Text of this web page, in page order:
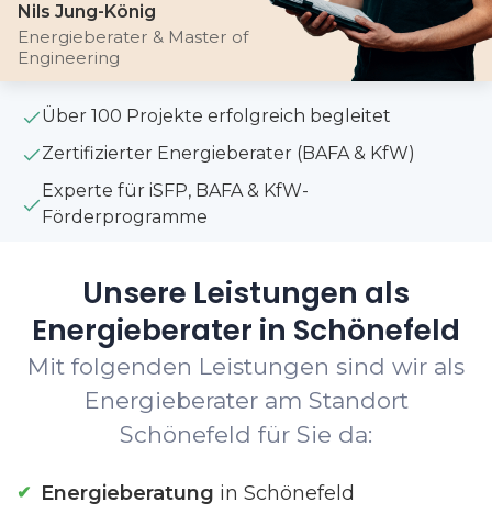
Nils Jung-König
Energieberater & Master of
Engineering
Über 100 Projekte erfolgreich begleitet
Zertifizierter Energieberater (BAFA & KfW)
Experte für iSFP, BAFA & KfW-
Förderprogramme
Unsere Leistungen als
Energieberater in Schönefeld
Mit folgenden Leistungen sind wir als
Energieberater am Standort
Schönefeld für Sie da:
Energieberatung in Schönefeld